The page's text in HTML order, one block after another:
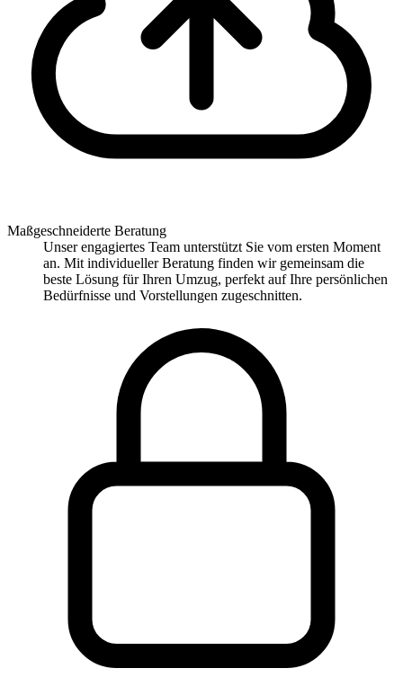
Maßgeschneiderte Beratung
Unser engagiertes Team unterstützt Sie vom ersten Moment
an. Mit individueller Beratung finden wir gemeinsam die
beste Lösung für Ihren Umzug, perfekt auf Ihre persönlichen
Bedürfnisse und Vorstellungen zugeschnitten.